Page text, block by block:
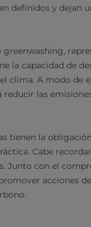
definidos y
greenwashing,
la capacidad de
clima. A modo de
reducir las
tienen la
Cabe
Junto con el
acciones